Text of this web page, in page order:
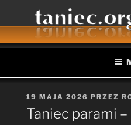
treści
OPUBLIKOWANE
W
19 MAJA 2026 PRZEZ
Taniec parami